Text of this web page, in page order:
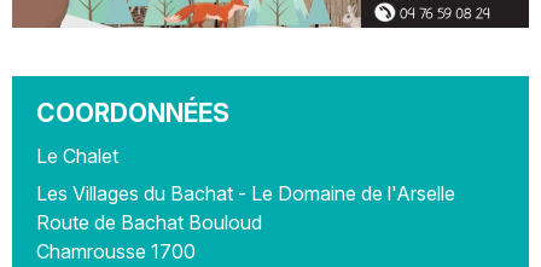
COORDONNÉES
Le Chalet
Les Villages du Bachat - Le Domaine de l'Arselle
Route de Bachat Bouloud
Chamrousse 1700